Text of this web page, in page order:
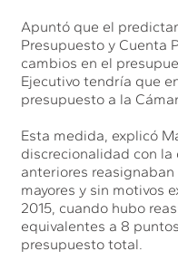
Apuntó que el
Presupuesto y Cuenta
cambios en el
Ejecutivo tendría que
presupuesto a la
Esta medida, explicó
discrecionalidad con
anteriores
mayores y sin motivos
2015, cuando hubo
equivalentes a 8
presupuesto total.